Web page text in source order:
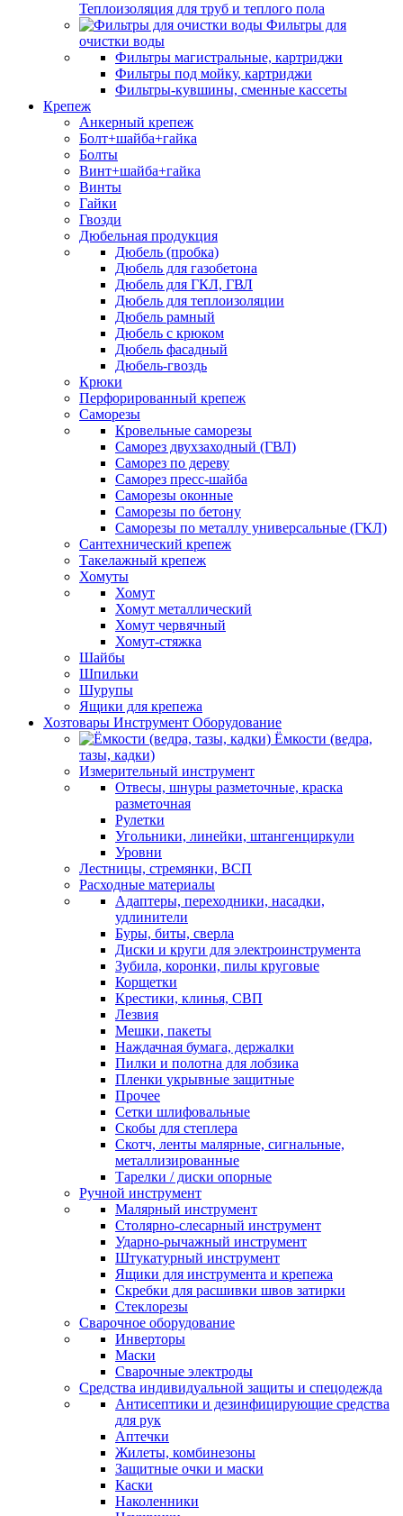
Теплоизоляция для труб и теплого пола
Фильтры для
очистки воды
Фильтры магистральные, картриджи
Фильтры под мойку, картриджи
Фильтры-кувшины, сменные кассеты
Крепеж
Анкерный крепеж
Болт+шайба+гайка
Болты
Винт+шайба+гайка
Винты
Гайки
Гвозди
Дюбельная продукция
Дюбель (пробка)
Дюбель для газобетона
Дюбель для ГКЛ, ГВЛ
Дюбель для теплоизоляции
Дюбель рамный
Дюбель с крюком
Дюбель фасадный
Дюбель-гвоздь
Крюки
Перфорированный крепеж
Саморезы
Кровельные саморезы
Саморез двухзаходный (ГВЛ)
Саморез по дереву
Саморез пресс-шайба
Саморезы оконные
Саморезы по бетону
Саморезы по металлу универсальные (ГКЛ)
Сантехнический крепеж
Такелажный крепеж
Хомуты
Хомут
Хомут металлический
Хомут червячный
Хомут-стяжка
Шайбы
Шпильки
Шурупы
Ящики для крепежа
Хозтовары Инструмент Оборудование
Ёмкости (ведра,
тазы, кадки)
Измерительный инструмент
Отвесы, шнуры разметочные, краска
разметочная
Рулетки
Угольники, линейки, штангенциркули
Уровни
Лестницы, стремянки, ВСП
Расходные материалы
Адаптеры, переходники, насадки,
удлинители
Буры, биты, сверла
Диски и круги для электроинструмента
Зубила, коронки, пилы круговые
Корщетки
Крестики, клинья, СВП
Лезвия
Мешки, пакеты
Наждачная бумага, держалки
Пилки и полотна для лобзика
Пленки укрывные защитные
Прочее
Сетки шлифовальные
Скобы для степлера
Скотч, ленты малярные, сигнальные,
металлизированные
Тарелки / диски опорные
Ручной инструмент
Малярный инструмент
Столярно-слесарный инструмент
Ударно-рычажный инструмент
Штукатурный инструмент
Ящики для инструмента и крепежа
Скребки для расшивки швов затирки
Стеклорезы
Сварочное оборудование
Инверторы
Маски
Сварочные электроды
Средства индивидуальной защиты и спецодежда
Антисептики и дезинфицирующие средства
для рук
Аптечки
Жилеты, комбинезоны
Защитные очки и маски
Каски
Наколенники